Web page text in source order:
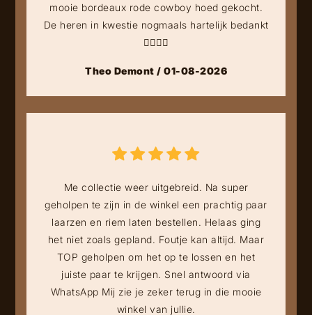
mooie bordeaux rode cowboy hoed gekocht.
De heren in kwestie nogmaals hartelijk bedankt
👍🏻👍🏻
Theo Demont / 01-08-2026
Me collectie weer uitgebreid. Na super
geholpen te zijn in de winkel een prachtig paar
laarzen en riem laten bestellen. Helaas ging
het niet zoals gepland. Foutje kan altijd. Maar
TOP geholpen om het op te lossen en het
juiste paar te krijgen. Snel antwoord via
WhatsApp Mij zie je zeker terug in die mooie
winkel van jullie.